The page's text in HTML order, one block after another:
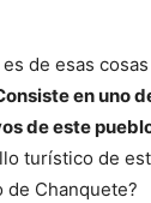
de esas
en uno
de este
turístico de
de Chanquete?